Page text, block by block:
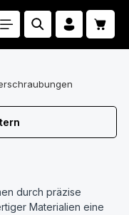
durch präzise
Materialien eine